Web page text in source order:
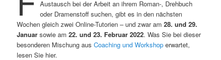
Austausch bei der Arbeit an ihrem Roman-, Drehbuch
oder Dramenstoff suchen, gibt es in den nächsten
Wochen gleich zwei Online-Tutorien – und zwar am 28. und 29.
Januarsowie am22. und 23. Februar 2022. Was Sie bei dieser
besonderen Mischung ausCoaching und Workshop erwartet,
lesen Sie hier.